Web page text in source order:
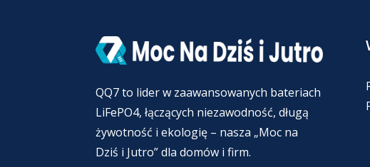
QQ7 to lider w zaawansowanych bateriach
LiFePO4, łączących niezawodność, długą
żywotność i ekologię – nasza „Moc na
Dziś i Jutro” dla domów i firm.